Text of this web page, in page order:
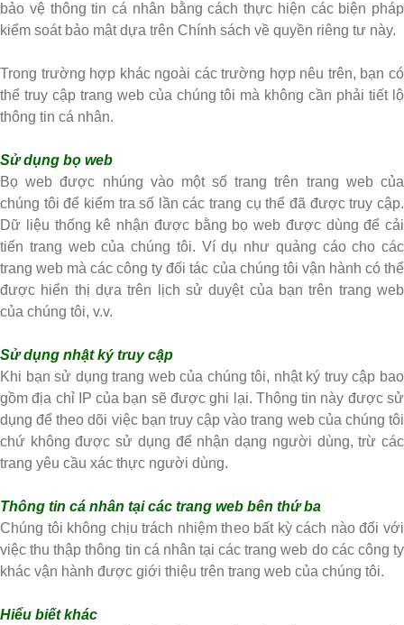
bảo vệ thông tin cá nhân bằng cách thực hiện các biện pháp
kiểm soát bảo mật dựa trên Chính sách về quyền riêng tư này.
Trong trường hợp khác ngoài các trường hợp nêu trên, bạn có
thể truy cập trang web của chúng tôi mà không cần phải tiết lộ
thông tin cá nhân.
Sử dụng bọ web
Bọ web được nhúng vào một số trang trên trang web của
chúng tôi để kiểm tra số lần các trang cụ thể đã được truy cập.
Dữ liệu thống kê nhận được bằng bọ web được dùng để cải
tiến trang web của chúng tôi. Ví dụ như quảng cáo cho các
trang web mà các công ty đối tác của chúng tôi vận hành có thể
được hiển thị dựa trên lịch sử duyệt của bạn trên trang web
của chúng tôi, v.v.
Sử dụng nhật ký truy cập
Khi bạn sử dụng trang web của chúng tôi, nhật ký truy cập bao
gồm địa chỉ IP của bạn sẽ được ghi lại. Thông tin này được sử
dụng để theo dõi việc bạn truy cập vào trang web của chúng tôi
chứ không được sử dụng để nhận dạng người dùng, trừ các
trang yêu cầu xác thực người dùng.
Thông tin cá nhân tại các trang web bên thứ ba
Chúng tôi không chịu trách nhiệm theo bất kỳ cách nào đối với
việc thu thập thông tin cá nhân tại các trang web do các công ty
khác vận hành được giới thiệu trên trang web của chúng tôi.
Hiểu biết khác